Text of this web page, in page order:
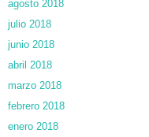
agosto 2018
julio 2018
junio 2018
abril 2018
marzo 2018
febrero 2018
enero 2018